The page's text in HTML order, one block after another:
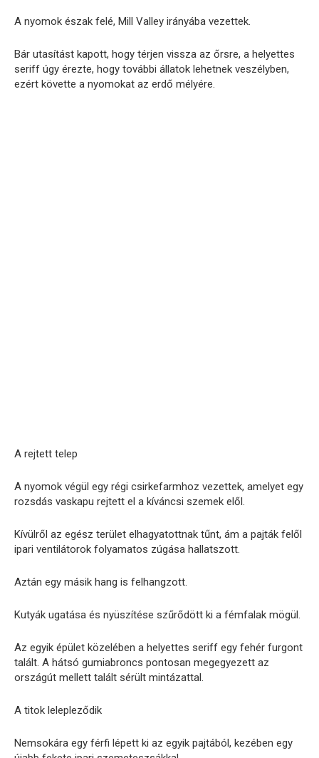
A nyomok észak felé, Mill Valley irányába vezettek.
Bár utasítást kapott, hogy térjen vissza az őrsre, a helyettes
seriff úgy érezte, hogy további állatok lehetnek veszélyben,
ezért követte a nyomokat az erdő mélyére.
A rejtett telep
A nyomok végül egy régi csirkefarmhoz vezettek, amelyet egy
rozsdás vaskapu rejtett el a kíváncsi szemek elől.
Kívülről az egész terület elhagyatottnak tűnt, ám a pajták felől
ipari ventilátorok folyamatos zúgása hallatszott.
Aztán egy másik hang is felhangzott.
Kutyák ugatása és nyüszítése szűrődött ki a fémfalak mögül.
Az egyik épület közelében a helyettes seriff egy fehér furgont
talált. A hátsó gumiabroncs pontosan megegyezett az
országút mellett talált sérült mintázattal.
A titok lelepleződik
Nemsokára egy férfi lépett ki az egyik pajtából, kezében egy